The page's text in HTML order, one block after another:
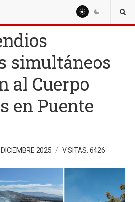
simultáneos
al Cuerpo
en Puente
2025 VISITAS: 6426